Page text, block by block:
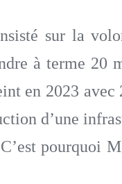
sur la
à terme 20
en 2023 avec
d’une
pourquoi